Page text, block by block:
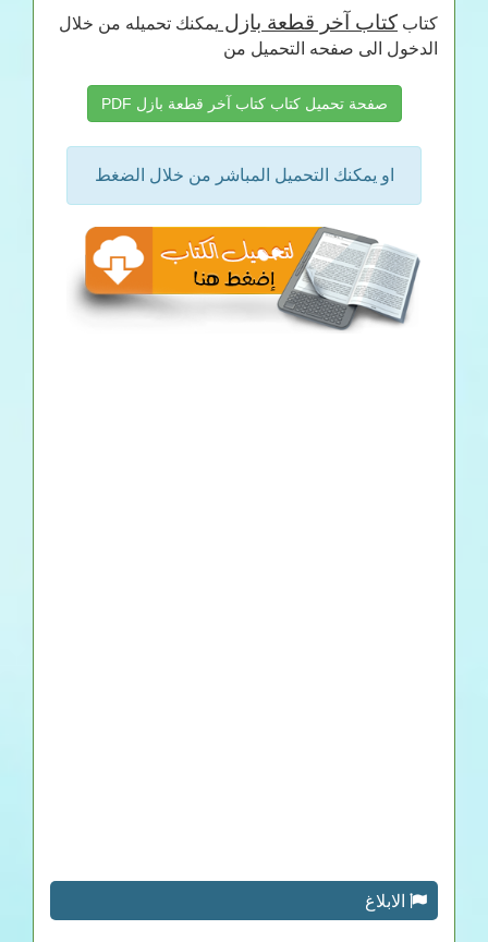
كتاب كتاب آخر قطعة بازل يمكنك تحميله من خلال
الدخول الى صفحه التحميل من
صفحة تحميل كتاب كتاب آخر قطعة بازل PDF
او يمكنك التحميل المباشر من خلال الضغط
الابلاغ